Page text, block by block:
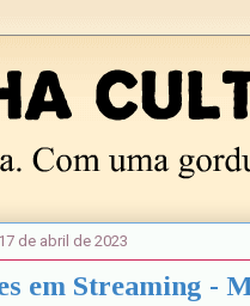
de abril de 2023
em Streaming -